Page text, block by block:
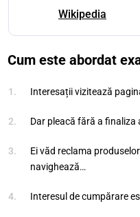
Wikipedia
Cum este abordat
Interesații vizitează
Dar pleacă fără a finaliza
Ei văd reclama
navighează…
Interesul de cumpărare